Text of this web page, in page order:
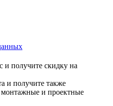
и получите скидку на
и получите также
монтажные и проектные